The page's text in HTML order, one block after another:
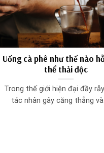
Uống cà phê như thế nào
thể thải độc
Trong thế giới hiện đại đầy
tác nhân gây căng thẳng và